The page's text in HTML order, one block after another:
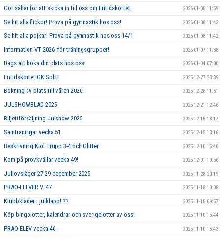
Gör såhär för att skicka in till oss om Fritidskortet. 2026-01-08 11:59
Se hit alla flickor! Prova på gymnastik hos oss! 2026-01-08 11:43
Se hit alla pojkar! Prova på gymnastik hos oss 14/1 2026-01-08 11:42
Information VT 2026- för träningsgrupper! 2026-01-07 11:38
Dags att boka din plats hos oss! 2026-01-04 07:00
Fritidskortet GK Splitt 2025-12-27 23:39
Bokning av plats till våren 2026! 2025-12-26 11:51
JULSHOWBLAD 2025 2025-12-21 12:46
Biljettförsäljning Julshow 2025 2025-12-15 13:17
Samträningar vecka 51 2025-12-15 13:16
Beskrivning Kjol Trupp 3-4 och Glitter 2025-12-10 15:48
Kom på provkvällar vecka 49! 2025-12-01 10:56
Jullovsläger 27-29 december 2025 2025-11-28 20:19
PRAO-ELEVER V. 47 2025-11-18 10:08
Klubbkläder i julklapp! ?? 2025-11-18 09:57
Köp bingolotter, kalendrar och sverigelotter av oss! 2025-11-10 15:44
PRAO-ELEV vecka 46 2025-11-10 15:43